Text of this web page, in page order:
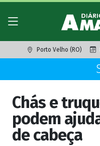
Porto Velho (RO)
Chás e
podem
de cabeça